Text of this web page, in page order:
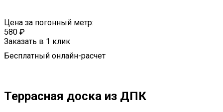
Цена за погонный метр:
580 ₽
Заказать в 1 клик
Бесплатный онлайн-расчет
Террасная доска из ДПК